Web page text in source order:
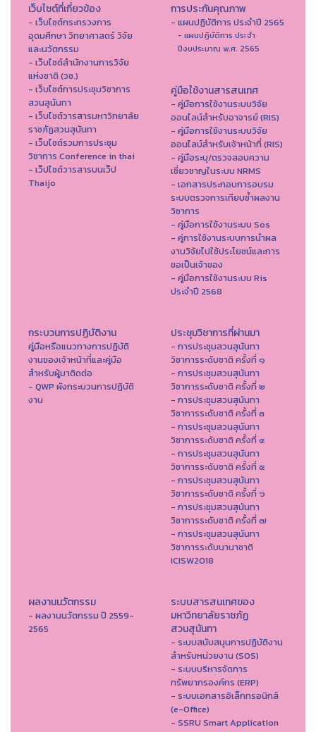
เว็บไซต์ที่เกี่ยวข้อง
- เว็บไซต์กระทรวงการ
อุดมศึกษา วิทยาศาสตร์ วิจัย
และนวัตกรรม
- เว็บไซต์สำนักงานการวิจัย
แห่งชาติ (วช.)
- เว็บไซต์การประชุมวิชาการ
สวนสุนันทา
- เว็บไซต์วารสารมหาวิทยาลัย
ราชภัฏสวนสุนันทา
- เว็บไซต์รวมการประชุม
วิชาการ Conference in thai
- เว็ปไซต์วารสารบนเว็ป
Thaijo
การประกันคุณภาพ
- แผนปฏิบัติการ ประจำปี 2565
- แผนปฏิบัติการ ประจำ
ปีงบประมาณ พ.ศ. 2565
คู่มือใช้งานสารสนเทศ
- คู่มือการใช้งานระบบวิจัย
ออนไลน์สำหรับอาจารย์ (RIS)
- คู่มือการใช้งานระบบวิจัย
ออนไลน์สำหรับเจ้าหน้าที่ (RIS)
- คู่มือระบุ/ตรวจสอบความ
เชี่ยวชาญในระบบ NRMS
- เอกสารประกอบการอบรม
ระบบตรวจการเทียบซ้ำผลงาน
วิชาการ
- คู่มือการใช้งานระบบ Sos
- คู่การใช้งานระบบการนำผล
งานวิจัยไปใช้ประโยชน์และการ
ขอเป็นเจ้าของ
- คู่มือการใช้งานระบบ Ris
ประจำปี 2568
กระบวนการปฏิบัติงาน
คู่มือหรือแนวทางการปฏิบัติ
งานของเจ้าหน้าที่และคู่มือ
สำหรับผู้มาติดต่อ
- QWP ผังกระบวนการปฏิบัติ
งาน
ประชุมวิชาการที่ผ่านมา
- การประชุมสวนสุนันทา
วิชาการระดับชาติ ครั้งที่ ๑
- การประชุมสวนสุนันทา
วิชาการระดับชาติ ครั้งที่ ๒
- การประชุมสวนสุนันทา
วิชาการระดับชาติ ครั้งที่ ๓
- การประชุมสวนสุนันทา
วิชาการระดับชาติ ครั้งที่ ๔
- การประชุมสวนสุนันทา
วิชาการระดับชาติ ครั้งที่ ๕
- การประชุมสวนสุนันทา
วิชาการระดับชาติ ครั้งที่ ๖
- การประชุมสวนสุนันทา
วิชาการระดับชาติ ครั้งที่ ๗
- การประชุมสวนสุนันทา
วิชาการระดับนานาชาติ
ICISW2018
ผลงานนวัตกรรม
- ผลงานนวัตกรรม ปี 2559-
2565
ระบบสารสนเทศของ
มหาวิทยาลัยราชภัฏ
สวนสุนันทา
- ระบบสนับสนุนการปฏิบัติงาน
สำหรับหน่วยงาน (SOS)
- ระบบบริหารจัดการ
ทรัพยากรองค์กร (ERP)
- ระบบเอกสารอิเล็กทรอนิกส์
(e-Office)
- SSRU Smart Application